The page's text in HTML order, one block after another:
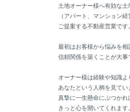
土地オーナー様へ有効な土
（アパート、マンション経
ご提案する不動産営業です。
最初はお客様から悩みを相
信頼関係を築くことが大事
オーナー様は経験や知識よ
あなたという人柄を見てい
真摯に一生懸命にぶつかれ
きっと心を開いてくれます。